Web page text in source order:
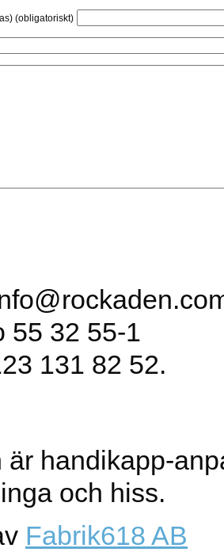
(obligatoriskt)
55 32 55-1
131 82 52.
är handikapp-
och hiss.
Fabrik618 AB